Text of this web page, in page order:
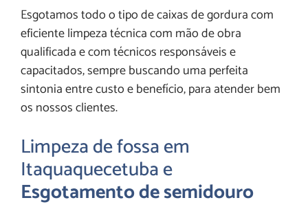
Esgotamos todo o tipo de caixas de gordura com
eficiente limpeza técnica com mão de obra
qualificada e com técnicos responsáveis e
capacitados, sempre buscando uma perfeita
sintonia entre custo e benefício, para atender bem
os nossos clientes.
Limpeza de fossa em
Itaquaquecetuba e
Esgotamento de semidouro